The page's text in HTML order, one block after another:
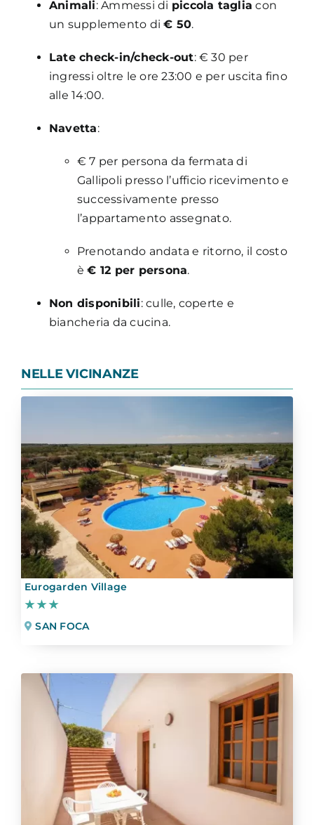
Animali: Ammessi di piccola taglia con
un supplemento di€ 50.
Late check-in/check-out: € 30 per
ingressi oltre le ore 23:00 e per uscita fino
alle 14:00.
Navetta:
€ 7 per persona da fermata di
Gallipoli presso l’ufficio ricevimento e
successivamente presso
l’appartamento assegnato.
Prenotando andata e ritorno, il costo
è€ 12 per persona.
Non disponibili: culle, coperte e
biancheria da cucina.
NELLE VICINANZE
Eurogarden Village
★★★
SAN FOCA